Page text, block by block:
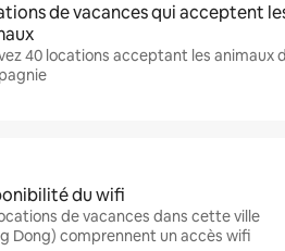
de vacances qui acceptent
40 locations acceptant les animaux
du wifi
de vacances dans cette ville
Dong) comprennent un accès wifi